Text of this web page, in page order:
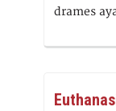
drames